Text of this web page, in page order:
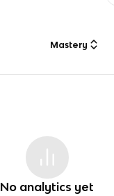
Mastery
No analytics yet